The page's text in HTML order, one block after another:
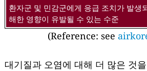
환자군 및 민감군에게 응급 조치가 발생
해한 영향이 유발될 수 있는 수준
(Reference: see
대기질과 오염에 대해 더 많은 것